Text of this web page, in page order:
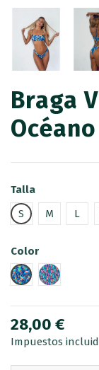
Braga
Océano
Talla
S
M L
Color
MEDUSA
28,00 €
Impuestos